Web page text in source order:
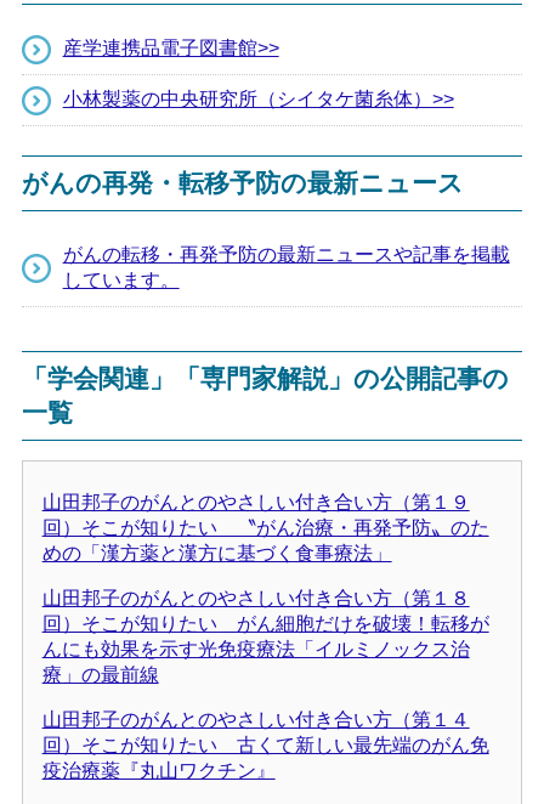
産学連携品電子図書館>>
小林製薬の中央研究所（シイタケ菌糸体）>>
がんの再発・転移予防の最新ニュース
がんの転移・再発予防の最新ニュースや記事を掲載
しています。
「学会関連」「専門家解説」の公開記事の
一覧
山田邦子のがんとのやさしい付き合い方（第１９
回）そこが知りたい 〝がん治療・再発予防〟のた
めの「漢方薬と漢方に基づく食事療法」
山田邦子のがんとのやさしい付き合い方（第１８
回）そこが知りたい がん細胞だけを破壊！転移が
んにも効果を示す光免疫療法「イルミノックス治
療」の最前線
山田邦子のがんとのやさしい付き合い方（第１４
回）そこが知りたい 古くて新しい最先端のがん免
疫治療薬『丸山ワクチン』